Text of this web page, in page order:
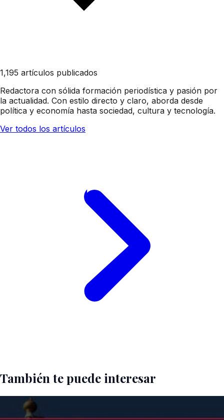
1,195 artículos publicados
Redactora con sólida formación periodística y pasión por
la actualidad. Con estilo directo y claro, aborda desde
política y economía hasta sociedad, cultura y tecnología.
Ver todos los artículos
También te puede interesar